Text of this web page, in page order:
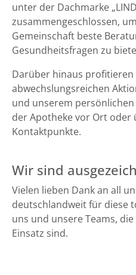
unter der Dachmarke
zusammengeschlossen,
Gemeinschaft beste
Gesundheitsfragen zu
Darüber hinaus profitieren
abwechslungsreichen
und unserem
der Apotheke vor Ort oder
Kontaktpunkte.
Wir sind
Vielen lieben Dank an all
deutschlandweit für diese
uns und unsere Teams,
Einsatz sind.